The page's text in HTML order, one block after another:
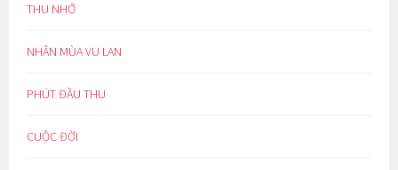
THU NHỚ
NHÂN MÙA VU LAN
PHÚT ĐẦU THU
CUỘC ĐỜI